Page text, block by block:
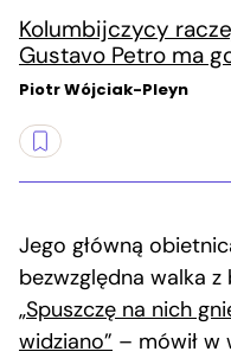
Kolumbijczycy
Gustavo Petro ma
Piotr Wójciak-Pleyn
Jego główną
bezwzględna walka
„Spuszczę na nich
widziano” – mówił w